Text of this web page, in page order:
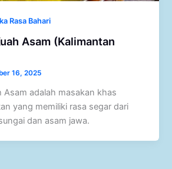
Rasa Bahari
Asam (Kalimantan
16, 2025
Asam adalah masakan khas
yang memiliki rasa segar dari
dan asam jawa.